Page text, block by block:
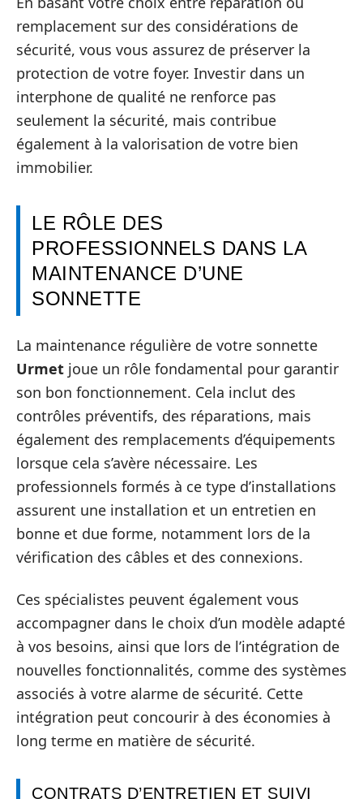
remplacement sur des considérations de
sécurité, vous vous assurez de préserver la
protection de votre foyer. Investir dans un
interphone de qualité ne renforce pas
seulement la sécurité, mais contribue
également à la valorisation de votre bien
immobilier.
LE RÔLE DES
PROFESSIONNELS DANS LA
MAINTENANCE D’UNE
SONNETTE
La maintenance régulière de votre sonnette
Urmet joue un rôle fondamental pour garantir
son bon fonctionnement. Cela inclut des
contrôles préventifs, des réparations, mais
également des remplacements d’équipements
lorsque cela s’avère nécessaire. Les
professionnels formés à ce type d’installations
assurent une installation et un entretien en
bonne et due forme, notamment lors de la
vérification des câbles et des connexions.
Ces spécialistes peuvent également vous
accompagner dans le choix d’un modèle adapté
à vos besoins, ainsi que lors de l’intégration de
nouvelles fonctionnalités, comme des systèmes
associés à votre alarme de sécurité. Cette
intégration peut concourir à des économies à
long terme en matière de sécurité.
CONTRATS D’ENTRETIEN ET SUIVI